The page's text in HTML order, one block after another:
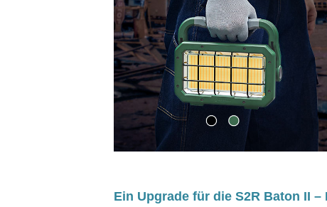
Ein Upgrade für die S2R Baton II –